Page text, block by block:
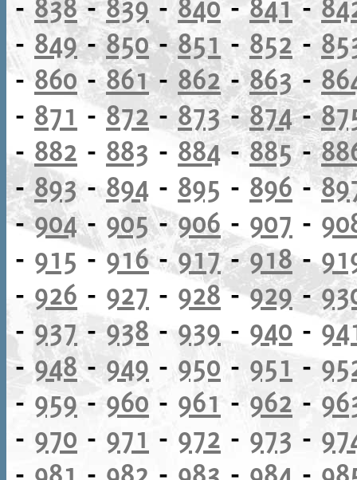
- 849-850-851 - 852 -
- 860 -861- 862-863-
- 871 -872 -873-874-
- 882 - 883 - 884-885-
-893-894 - 895 - 896-
-904- 905-906 - 907 -
- 915 -916-917-918-
- 926 - 927 - 928-929-
- 937 -938 - 939 - 940 -
-948- 949 - 950 - 951 -
- 959 - 960 - 961 - 962 -
- 970 - 971 - 972 - 973 -